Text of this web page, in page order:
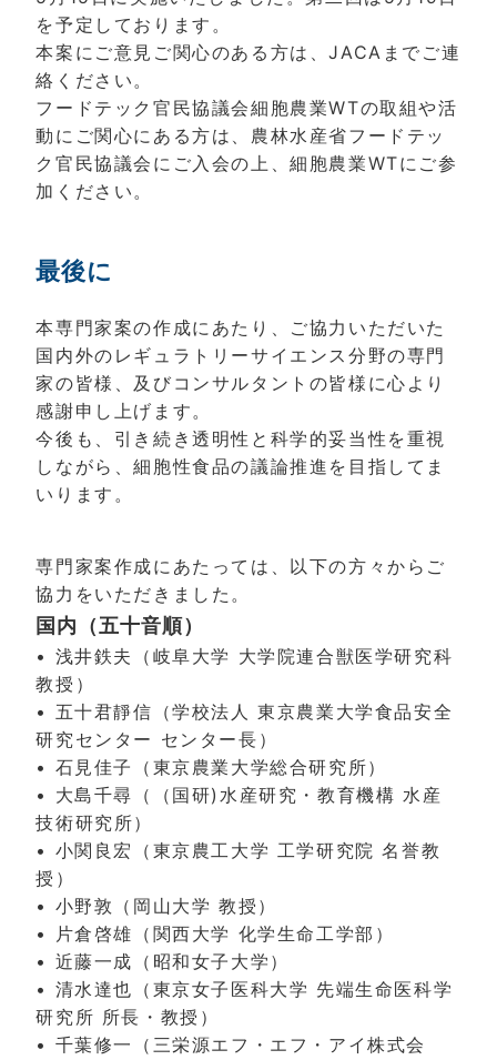
を予定しております。
本案にご意見ご関心のある方は、JACAまでご連
絡ください。
フードテック官民協議会細胞農業WTの取組や活
動にご関心にある方は、農林水産省フードテッ
ク官民協議会にご入会の上、細胞農業WTにご参
加ください。
最後に
本専門家案の作成にあたり、ご協力いただいた
国内外のレギュラトリーサイエンス分野の専門
家の皆様、及びコンサルタントの皆様に心より
感謝申し上げます。
今後も、引き続き透明性と科学的妥当性を重視
しながら、細胞性食品の議論推進を目指してま
いります。
専門家案作成にあたっては、以下の方々からご
協力をいただきました。
国内（五十音順）
• 浅井鉄夫（岐阜大学 大学院連合獣医学研究科
教授）
• 五十君靜信（学校法人 東京農業大学食品安全
研究センター センター長）
• 石見佳子（東京農業大学総合研究所）
• 大島千尋（（国研)水産研究・教育機構 水産
技術研究所）
• 小関良宏（東京農工大学 工学研究院 名誉教
授）
• 小野敦（岡山大学 教授）
• 片倉啓雄（関西大学 化学生命工学部）
• 近藤一成（昭和女子大学）
• 清水達也（東京女子医科大学 先端生命医科学
研究所 所長・教授）
• 千葉修一（三栄源エフ・エフ・アイ株式会